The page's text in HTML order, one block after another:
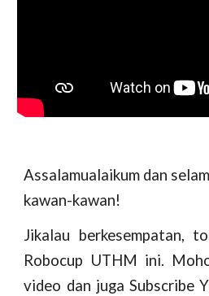
Assalamualaikum dan
kawan-kawan!
Jikalau berkesempatan,
Robocup UTHM ini.
video dan juga Subscribe